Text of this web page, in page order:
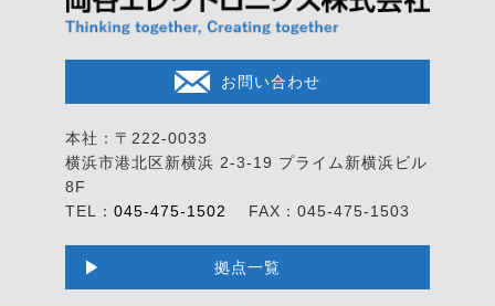
お問い合わせ
本社：〒222-0033
横浜市港北区新横浜 2-3-19 プライム新横浜ビル
8F
TEL： 045-475-1502 FAX：045-475-1503
拠点一覧